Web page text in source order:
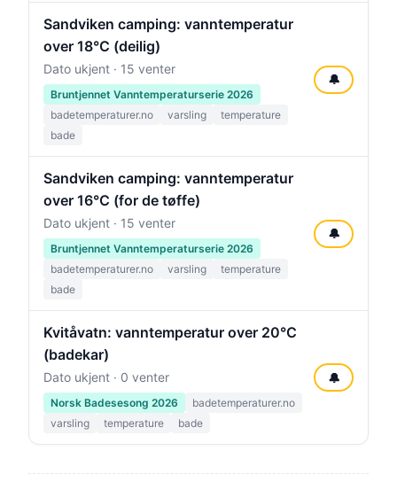
Sandviken camping: vanntemperatur
over 18°C (deilig)
Dato ukjent · 15 venter
Bruntjennet Vanntemperaturserie 2026
badetemperaturer.no
varsling
temperature
bade
🔔
Sandviken camping: vanntemperatur
over 16°C (for de tøffe)
Dato ukjent · 15 venter
Bruntjennet Vanntemperaturserie 2026
badetemperaturer.no
varsling
temperature
bade
🔔
Kvitåvatn: vanntemperatur over 20°C
(badekar)
Dato ukjent · 0 venter
Norsk Badesesong 2026
badetemperaturer.no
varsling
temperature bade
🔔